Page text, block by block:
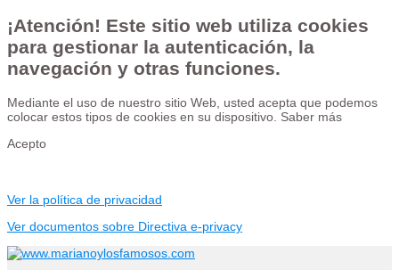
¡Atención! Este sitio web utiliza cookies
para gestionar la autenticación, la
navegación y otras funciones.
Mediante el uso de nuestro sitio Web, usted acepta que podemos
colocar estos tipos de cookies en su dispositivo. Saber más
Acepto
Ver la política de privacidad
Ver documentos sobre Directiva e-privacy